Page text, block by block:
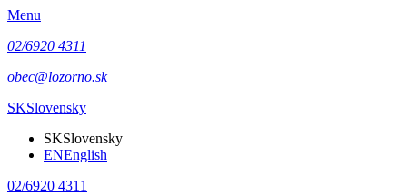
Menu
02/6920 4311
obec@lozorno.sk
SKSlovensky
SKSlovensky
ENEnglish
02/6920 4311